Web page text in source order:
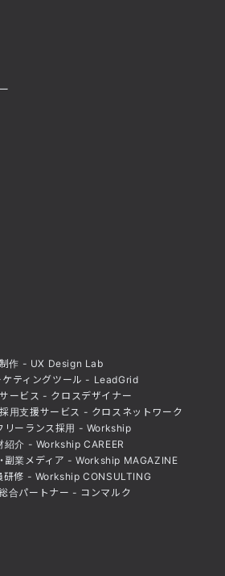
制作 - UX Design Lab
ケティングツール - LeadGrid
ービス - クロスデザイナー
用支援サービス - クロスネットワーク
リーランス採用 - Workship
紹介 - Workship CAREER
副業メディア - Workship MAGAZINE
研修 - Workship CONSULTING
合パートナー - コンマルク